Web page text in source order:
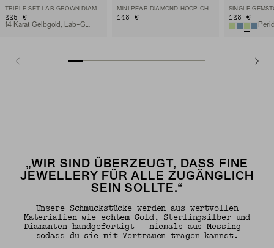
225 € 148 € 128 €
„WIR SIND ÜBERZEUGT, DASS FINE
JEWELLERY FÜR ALLE ZUGÄNGLICH
SEIN SOLLTE.“
Unsere Schmuckstücke werden aus wertvollen
Materialien wie echtem Gold, Sterlingsilber und
Diamanten handgefertigt – niemals aus Messing –
sodass du sie mit Vertrauen tragen kannst.